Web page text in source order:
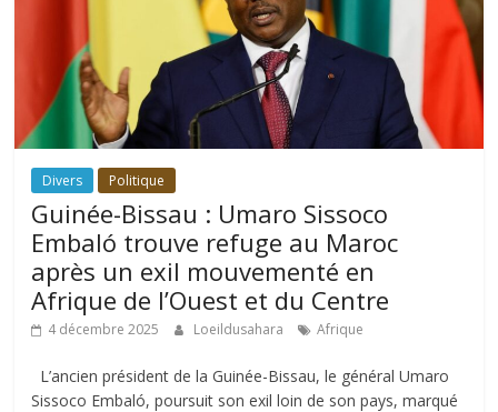
Divers Politique
Guinée-Bissau : Umaro Sissoco
Embaló trouve refuge au Maroc
après un exil mouvementé en
Afrique de l’Ouest et du Centre
4 décembre 2025 Loeildusahara Afrique
L’ancien président de la Guinée-Bissau, le général Umaro
Sissoco Embaló, poursuit son exil loin de son pays, marqué